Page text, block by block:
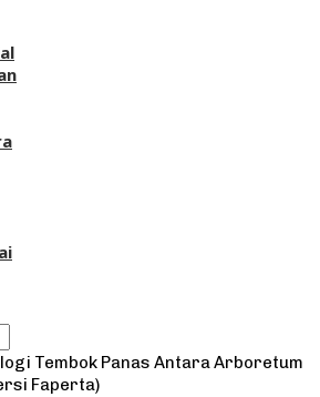
Tembok Panas Antara Arboretum
Faperta)